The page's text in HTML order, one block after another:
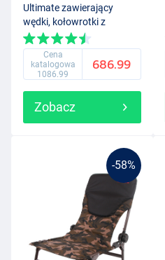
Ultimate zawierający
wędki, kołowrotki z
wolnym biegiem, rodpod,
sygnalizatory brań i
akcesoria końcowe!
Cena
katalogowa
1086.99
686.99
Zobacz
-58%